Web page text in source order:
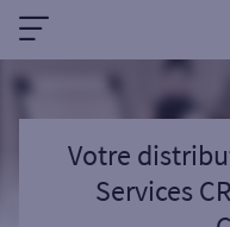
Votre
Services